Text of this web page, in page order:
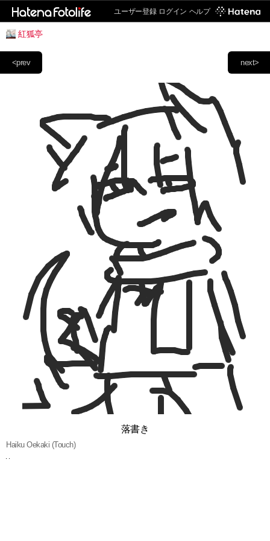
ユーザー登録 ログイン ヘルプ
紅狐亭
next>
<prev
落書き
Haiku Oekaki (Touch)